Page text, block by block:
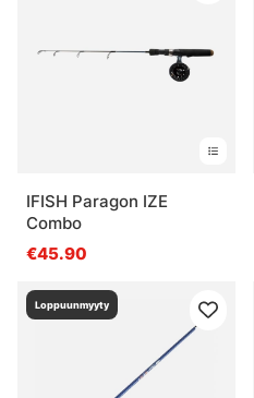
IFISH Paragon IZE
Combo
€45.90
Loppuunmyyty